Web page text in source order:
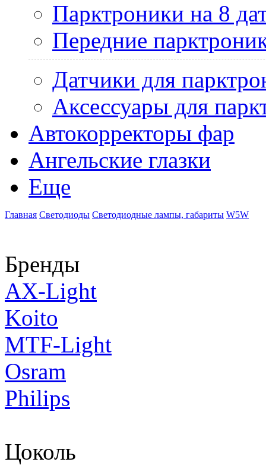
Парктроники на 8
Передние
Датчики для
Аксессуары для
Автокорректоры фар
Ангельские глазки
Еще
Главная Светодиоды Светодиодные лампы, габариты W5W
Бренды
AX-Light
Koito
MTF-Light
Osram
Philips
Цоколь